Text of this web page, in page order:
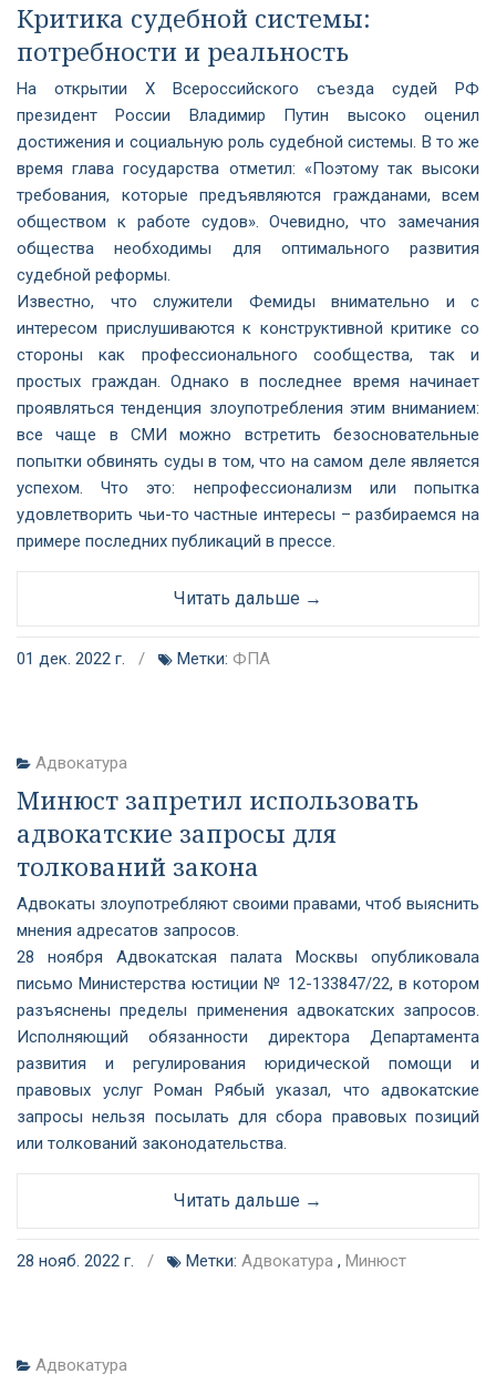
Критика судебной системы:
потребности и реальность
На открытии Х Всероссийского съезда судей РФ
президент России Владимир Путин высоко оценил
достижения и социальную роль судебной системы. В то же
время глава государства отметил: «Поэтому так высоки
требования, которые предъявляются гражданами, всем
обществом к работе судов». Очевидно, что замечания
общества необходимы для оптимального развития
судебной реформы.
Известно, что служители Фемиды внимательно и с
интересом прислушиваются к конструктивной критике со
стороны как профессионального сообщества, так и
простых граждан. Однако в последнее время начинает
проявляться тенденция злоупотребления этим вниманием:
все чаще в СМИ можно встретить безосновательные
попытки обвинять суды в том, что на самом деле является
успехом. Что это: непрофессионализм или попытка
удовлетворить чьи-то частные интересы – разбираемся на
примере последних публикаций в прессе.
Читать дальше →
01 дек. 2022 г. / Метки: ФПА
Адвокатура
Минюст запретил использовать
адвокатские запросы для
толкований закона
Адвокаты злоупотребляют своими правами, чтоб выяснить
мнения адресатов запросов.
28 ноября Адвокатская палата Москвы опубликовала
письмо Министерства юстиции № 12-133847/22, в котором
разъяснены пределы применения адвокатских запросов.
Исполняющий обязанности директора Департамента
развития и регулирования юридической помощи и
правовых услуг Роман Рябый указал, что адвокатские
запросы нельзя посылать для сбора правовых позиций
или толкований законодательства.
Читать дальше →
28 нояб. 2022 г. / Метки: Адвокатура , Минюст
Адвокатура